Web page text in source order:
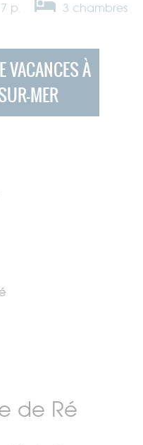
7 p. 3 chambres
VACANCES À
MER
de Ré